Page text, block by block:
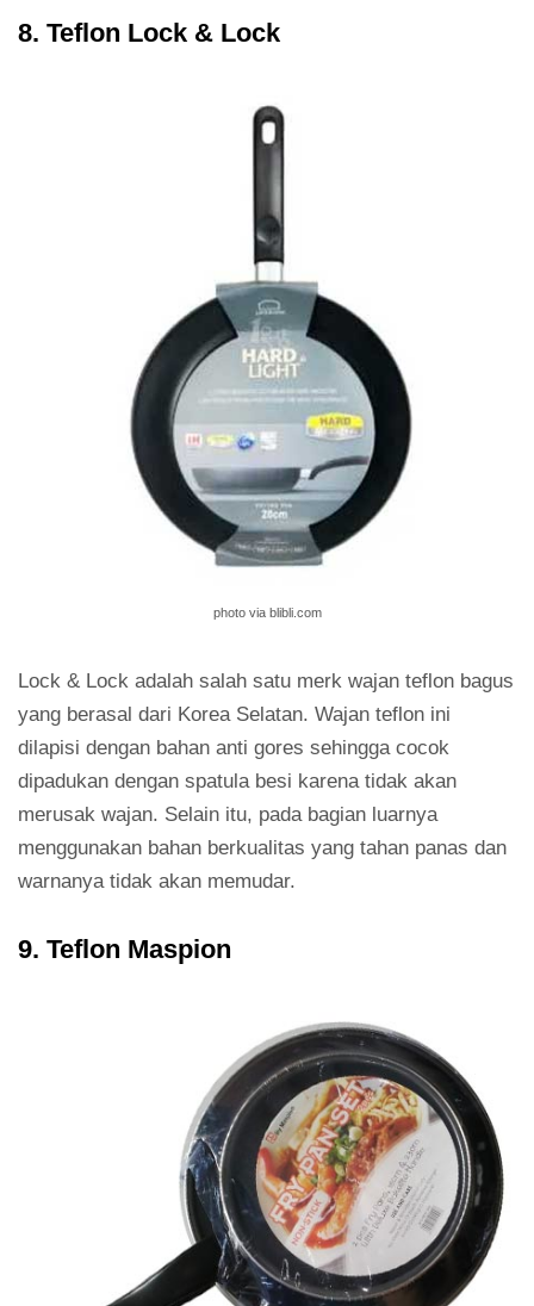
8. Teflon Lock & Lock
photo via blibli.com
Lock & Lock adalah salah satu merk wajan teflon bagus
yang berasal dari Korea Selatan. Wajan teflon ini
dilapisi dengan bahan anti gores sehingga cocok
dipadukan dengan spatula besi karena tidak akan
merusak wajan. Selain itu, pada bagian luarnya
menggunakan bahan berkualitas yang tahan panas dan
warnanya tidak akan memudar.
9. Teflon Maspion